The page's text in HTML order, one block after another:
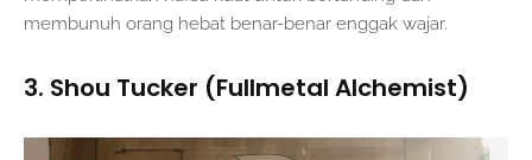
membunuh orang hebat benar-benar enggak wajar.
3. Shou Tucker (Fullmetal Alchemist)